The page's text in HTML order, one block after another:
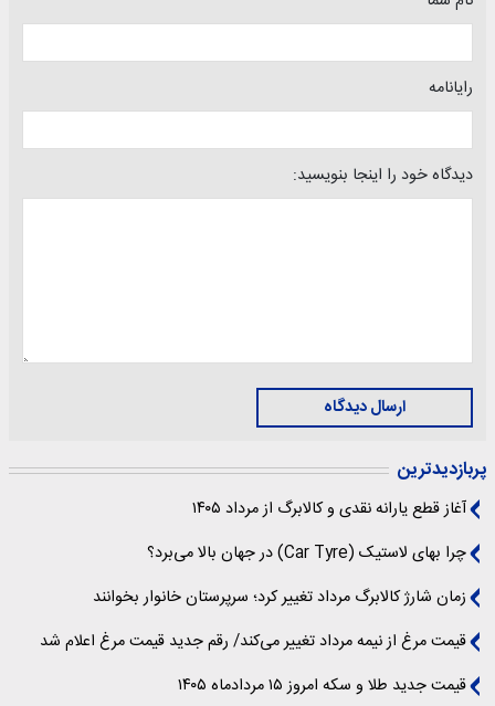
رایانامه
دیدگاه خود را اینجا بنویسید:
ارسال دیدگاه
پربازدیدترین
آغاز قطع یارانه نقدی و کالابرگ از مرداد ۱۴۰۵
چرا بهای لاستیک (Car Tyre) در جهان بالا می‌برد؟
زمان شارژ کالابرگ مرداد تغییر کرد؛ سرپرستان خانوار بخوانند
قیمت مرغ از نیمه مرداد تغییر می‌کند/ رقم جدید قیمت مرغ اعلام شد
قیمت جدید طلا و سکه امروز ۱۵ مردادماه ۱۴۰۵